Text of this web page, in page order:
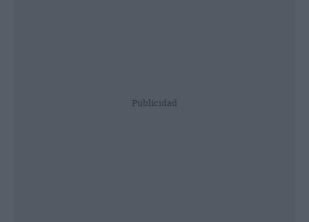
Publicidad